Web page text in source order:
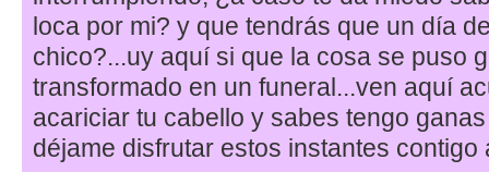
loca por mi? y que tendrás que un día
chico?...uy aquí si que la cosa se puso
transformado en un funeral...ven aquí
acariciar tu cabello y sabes tengo
déjame disfrutar estos instantes contigo